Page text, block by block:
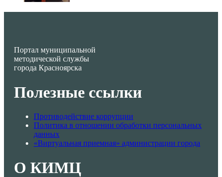
Портал муниципальной
методической службы
города Красноярска
Полезные ссылки
Противодействие коррупции
Политика в отношении обработки персональных
данных
«Виртуальная приемная» администрации города
О КИМЦ